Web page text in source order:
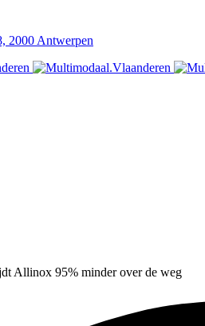
2000 Antwerpen
Allinox 95% minder over de weg